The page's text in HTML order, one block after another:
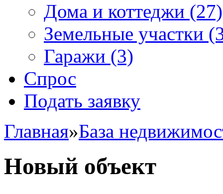
Дома и коттеджи (27)
Земельные участки
Гаражи (3)
Спрос
Подать заявку
Главная»База
Новый объект